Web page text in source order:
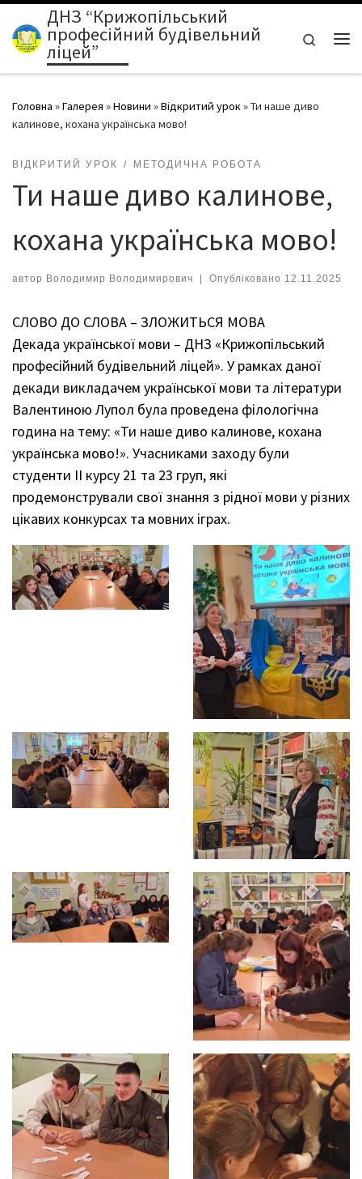
Перейти до вмісту
ДНЗ “Крижопільський
професійний будівельний
ліцей”
Search
Головна »Галерея »Новини »Відкритий урок»Ти наше диво
калинове, кохана українська мово!
ВІДКРИТИЙ УРОК МЕТОДИЧНА РОБОТА
Ти наше диво калинове,
кохана українська мово!
автор Володимир Володимирович Опубліковано 12.11.2025
СЛОВО ДО СЛОВА – ЗЛОЖИТЬСЯ МОВА
Декада української мови – ДНЗ «Крижопільський
професійний будівельний ліцей». У рамках даної
декади викладачем української мови та літератури
Валентиною Лупол була проведена філологічна
година на тему: «Ти наше диво калинове, кохана
українська мово!». Учасниками заходу були
студенти ІІ курсу 21 та 23 груп, які
продемонстрували свої знання з рідної мови у різних
цікавих конкурсах та мовних іграх.